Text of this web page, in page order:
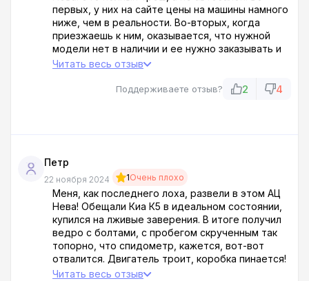
первых, у них на сайте цены на машины намного
ниже, чем в реальности. Во-вторых, когда
приезжаешь к ним, оказывается, что нужной
модели нет в наличии и ее нужно заказывать и
ждать неизвестно сколько. А самое абсурдное
попался на эту удочку, хорошо, что в последний
Читать весь отзыв
Поддерживаете отзыв? 2 4
Петр
22 ноября 2024 1Очень плохо
Меня, как последнего лоха, развели в этом АЦ
Нева! Обещали Киа К5 в идеальном состоянии,
купился на лживые заверения. В итоге получил
ведро с болтами, с пробегом скрученным так
топорно, что спидометр, кажется, вот-вот
отвалится. Двигатель троит, коробка пинается!
А эти уроды только руками разводят, мол, сами
Читать весь отзыв